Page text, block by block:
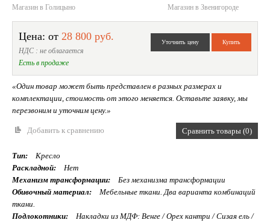
Магазин в Голицыно Магазин в Звенигороде
Цена: от 28 800 руб.
НДС : не облагается
Есть в продаже
«Один товар может быть представлен в разных размерах и
комплектации, стоимость от этого меняется. Оставьте заявку, мы
перезвоним и уточним цену.»
Добавить к сравнению Сравнить товары (0)
Тип:
Кресло
Раскладной:
Нет
Механизм трансформации:
Без механизма трансформации
Обивочный материал:
Мебельные ткани. Два варианта комбинаций
ткани.
Подлокотники:
Накладки из МДФ: Венге / Орех кантри / Сизая ель /